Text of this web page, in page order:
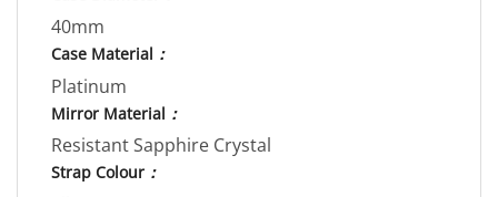
40mm
Case Material ：
Platinum
Mirror Material ：
Resistant Sapphire Crystal
Strap Colour ：